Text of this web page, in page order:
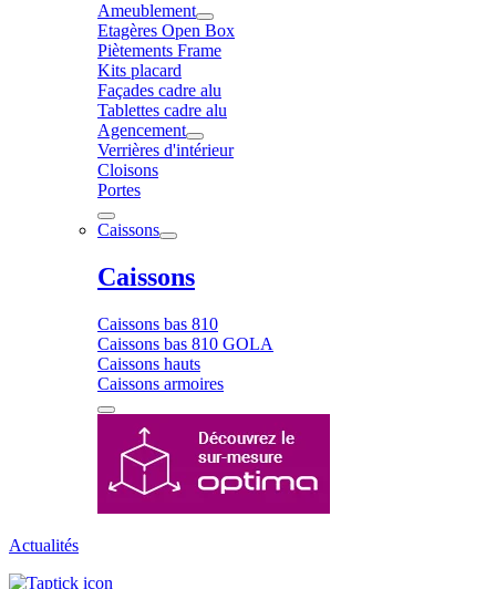
Ameublement
Etagères Open Box
Piètements Frame
Kits placard
Façades cadre alu
Tablettes cadre alu
Agencement
Verrières d'intérieur
Cloisons
Portes
Caissons
Caissons
Caissons bas 810
Caissons bas 810 GOLA
Caissons hauts
Caissons armoires
Actualités